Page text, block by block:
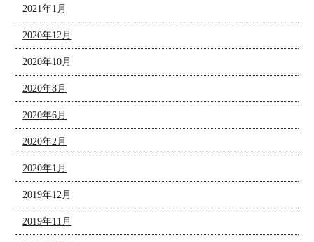
2021年1月
2020年12月
2020年10月
2020年8月
2020年6月
2020年2月
2020年1月
2019年12月
2019年11月